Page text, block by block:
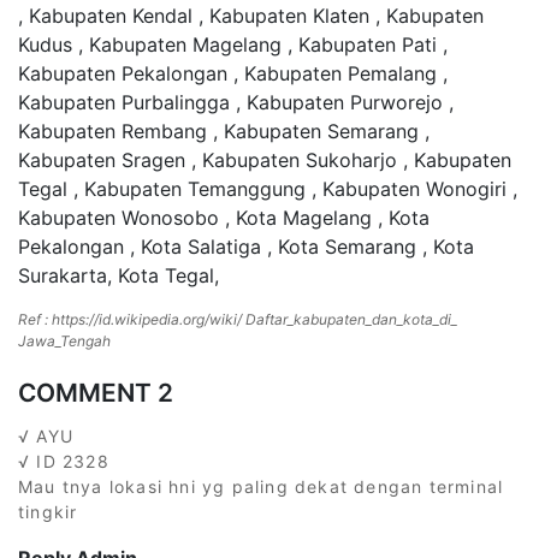
, Kabupaten Kendal , Kabupaten Klaten , Kabupaten
Kudus , Kabupaten Magelang , Kabupaten Pati ,
Kabupaten Pekalongan , Kabupaten Pemalang ,
Kabupaten Purbalingga , Kabupaten Purworejo ,
Kabupaten Rembang , Kabupaten Semarang ,
Kabupaten Sragen , Kabupaten Sukoharjo , Kabupaten
Tegal , Kabupaten Temanggung , Kabupaten Wonogiri ,
Kabupaten Wonosobo , Kota Magelang , Kota
Pekalongan , Kota Salatiga , Kota Semarang , Kota
Surakarta, Kota Tegal,
Ref : https://id.wikipedia.org/wiki/ Daftar_kabupaten_dan_kota_di_
Jawa_Tengah
COMMENT 2
√ AYU
√ ID 2328
Mau tnya lokasi hni yg paling dekat dengan terminal
tingkir